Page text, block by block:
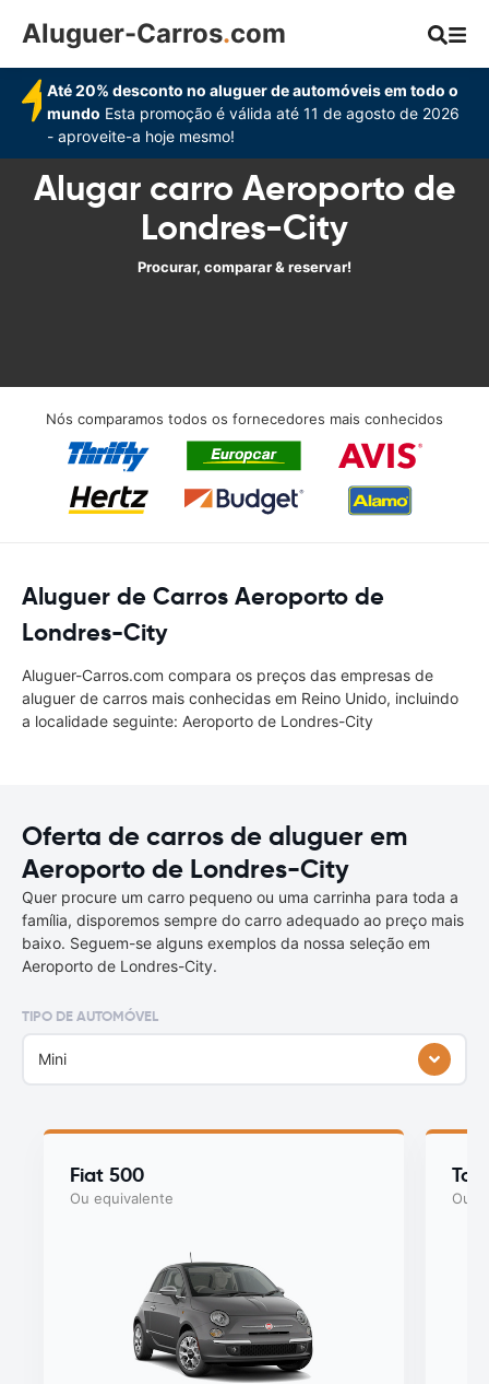
Aluguer-Carros.com
Até 20% desconto no aluguer de automóveis em todo o
mundo Esta promoção é válida até 11 de agosto de 2026
- aproveite-a hoje mesmo!
Alugar carro Aeroporto de
Londres-City
Procurar, comparar & reservar!
Nós comparamos todos os fornecedores mais conhecidos
Aluguer de Carros Aeroporto de
Londres-City
Aluguer-Carros.com compara os preços das empresas de
aluguer de carros mais conhecidas em Reino Unido, incluindo
a localidade seguinte: Aeroporto de Londres-City
Oferta de carros de aluguer em
Aeroporto de Londres-City
Quer procure um carro pequeno ou uma carrinha para toda a
família, disporemos sempre do carro adequado ao preço mais
baixo. Seguem-se alguns exemplos da nossa seleção em
Aeroporto de Londres-City.
TIPO DE AUTOMÓVEL
Mini
Fiat 500
Ou equivalente Ou